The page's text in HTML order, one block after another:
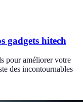
gadgets hitech
pour améliorer votre
des incontournables